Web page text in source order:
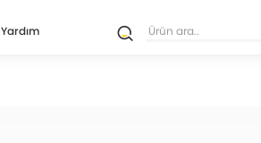
Yardım